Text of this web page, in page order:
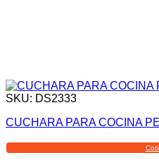
SKU: DS2333
CUCHARA PARA COCINA